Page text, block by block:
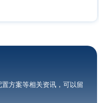
方案等相关资讯，可以留